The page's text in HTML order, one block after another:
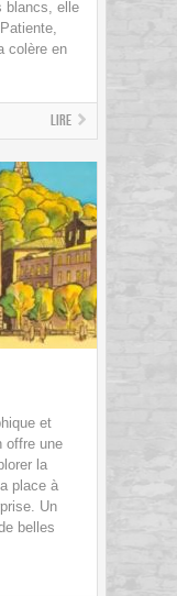
blancs, elle
colère en
Lire
et
offre une
la
place à
Un
belles